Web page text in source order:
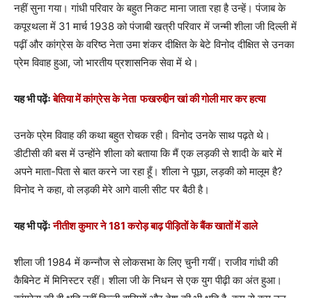
नहीं सुना गया। गांधी परिवार के बहुत निकट माना जाता रहा है उन्हें। पंजाब के
कपूरथला में 31 मार्च 1938 को पंजाबी खत्री परिवार में जन्मी शीला जी दिल्ली में
पढ़ीं और कांग्रेस के वरिष्ठ नेता उमा शंकर दीक्षित के बेटे विनोद दीक्षित से उनका
प्रेम विवाह हुआ, जो भारतीय प्रशासनिक सेवा में थे।
यह भी पढ़ेंःबेतिया में कांग्रेस के नेता फखरुद्दीन खां की गोली मार कर हत्या
उनके प्रेम विवाह की कथा बहुत रोचक रही। विनोद उनके साथ पढ़ते थे।
डीटीसी की बस में उन्होंने शीला को बताया कि मैं एक लड़की से शादी के बारे में
अपने माता-पिता से बात करने जा रहा हूँ। शीला ने पूछा, लड़की को मालूम है?
विनोद ने कहा, वो लड़की मेरे आगे वाली सीट पर बैठी है।
यह भी पढ़ेंःनीतीश कुमार ने 181 करोड़ बाढ़ पीड़ितों के बैंक खातों में डाले
शीला जी 1984 में कन्नौज से लोकसभा के लिए चुनी गयीं। राजीव गांधी की
कैबिनेट में मिनिस्टर रहीं। शीला जी के निधन से एक युग पीढ़ी का अंत हुआ।